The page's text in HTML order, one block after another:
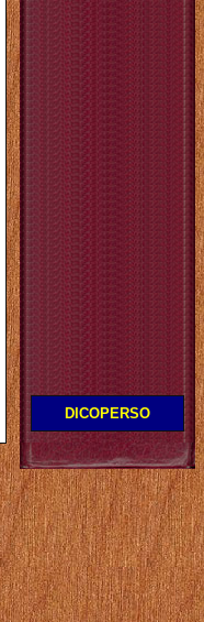
DICOPERSO